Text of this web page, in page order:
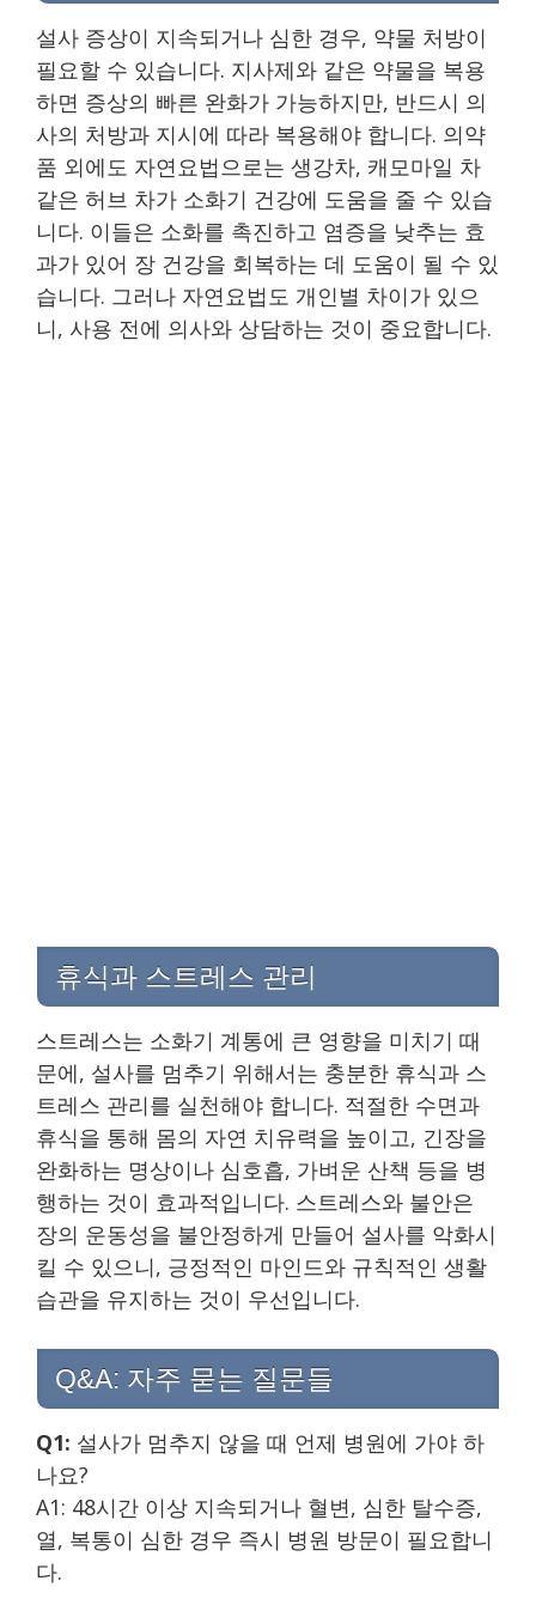
설사 증상이 지속되거나 심한 경우, 약물 처방이
필요할 수 있습니다. 지사제와 같은 약물을 복용
하면 증상의 빠른 완화가 가능하지만, 반드시 의
사의 처방과 지시에 따라 복용해야 합니다. 의약
품 외에도 자연요법으로는 생강차, 캐모마일 차
같은 허브 차가 소화기 건강에 도움을 줄 수 있습
니다. 이들은 소화를 촉진하고 염증을 낮추는 효
과가 있어 장 건강을 회복하는 데 도움이 될 수 있
습니다. 그러나 자연요법도 개인별 차이가 있으
니, 사용 전에 의사와 상담하는 것이 중요합니다.
휴식과 스트레스 관리
스트레스는 소화기 계통에 큰 영향을 미치기 때
문에, 설사를 멈추기 위해서는 충분한 휴식과 스
트레스 관리를 실천해야 합니다. 적절한 수면과
휴식을 통해 몸의 자연 치유력을 높이고, 긴장을
완화하는 명상이나 심호흡, 가벼운 산책 등을 병
행하는 것이 효과적입니다. 스트레스와 불안은
장의 운동성을 불안정하게 만들어 설사를 악화시
킬 수 있으니, 긍정적인 마인드와 규칙적인 생활
습관을 유지하는 것이 우선입니다.
Q&A: 자주 묻는 질문들
Q1: 설사가 멈추지 않을 때 언제 병원에 가야 하
나요?
A1: 48시간 이상 지속되거나 혈변, 심한 탈수증,
열, 복통이 심한 경우 즉시 병원 방문이 필요합니
다.